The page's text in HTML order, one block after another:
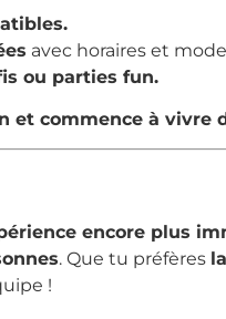
avec horaires et
ou parties fun.
et commence à vivre
encore plus
. Que tu préfères
!